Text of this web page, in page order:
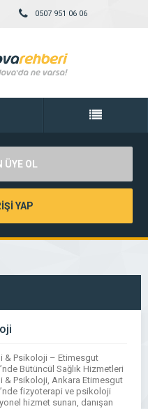
0507 951 06 06
ÜYE OL
YAP
& Psikoloji – Etimesgut
Bütüncül Sağlık Hizmetleri
& Psikoloji, Ankara Etimesgut
fizyoterapi ve psikoloji
hizmet sunan, danışan